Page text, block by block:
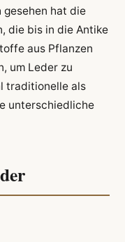
hat die
die bis in die Antike
aus Pflanzen
um Leder zu
traditionelle als
unterschiedliche